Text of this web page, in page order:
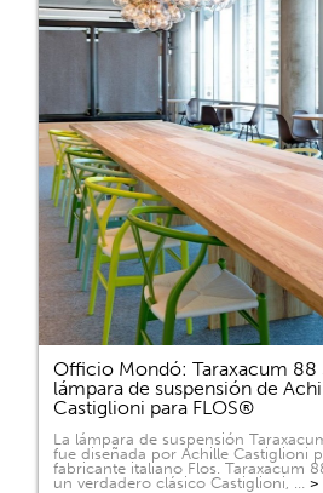
Officio Mondó: Taraxacum 88
lámpara de suspensión de
Castiglioni para FLOS®
La lámpara de suspensión
fue diseñada por Achille Castiglioni
fabricante italiano Flos. Taraxacum
un verdadero clásico Castiglioni, … >